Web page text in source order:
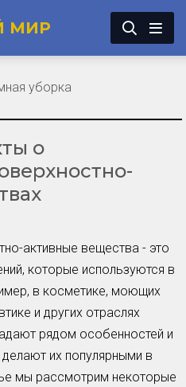
МИР
о
активные вещества - это
которые используются в
в косметике, моющих
и других отраслях
рядом особенностей и
их популярными в
мы рассмотрим некоторые
уборка